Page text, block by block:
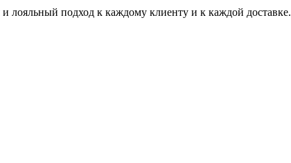
лояльный подход к каждому клиенту и к каждой доставке.